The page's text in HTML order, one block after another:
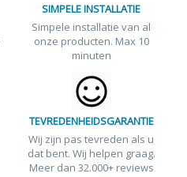
SIMPELE INSTALLATIE
Simpele installatie van al
onze producten. Max 10
minuten
TEVREDENHEIDSGARANTIE
Wij zijn pas tevreden als u
dat bent. Wij helpen graag.
Meer dan 32.000+ reviews